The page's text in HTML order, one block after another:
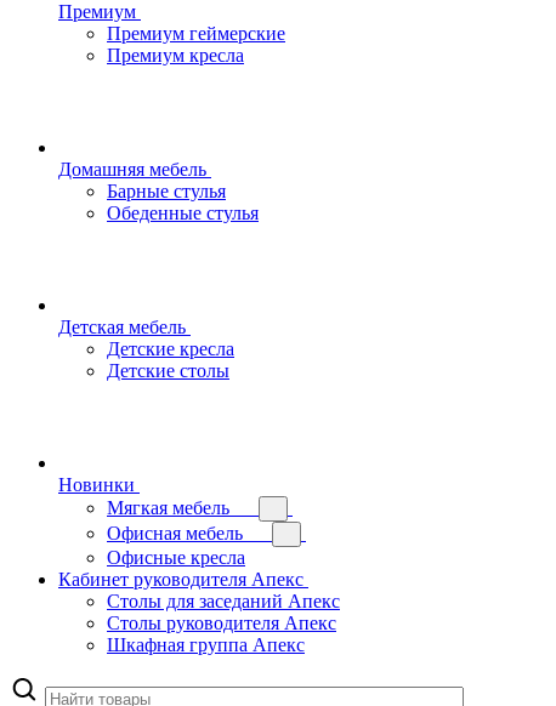
Премиум
Премиум геймерские
Премиум кресла
Домашняя мебель
Барные стулья
Обеденные стулья
Детская мебель
Детские кресла
Детские столы
Новинки
Мягкая мебель
Офисная мебель
Офисные кресла
Кабинет руководителя Апекс
Столы для заседаний Апекс
Столы руководителя Апекс
Шкафная группа Апекс